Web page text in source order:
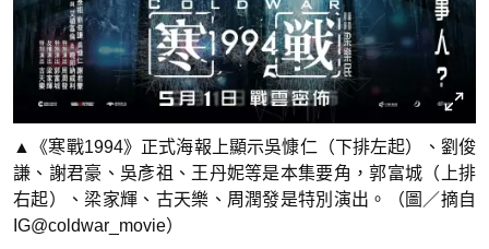
▲《寒戰1994》正式海報上顯示吳慷仁（下排左起）、劉俊
謙、謝君豪、吳彥祖、王丹妮等是本集要角，郭富城（上排
右起）、梁家輝、古天樂、周潤發是特別演出。（圖／摘自
IG@coldwar_movie）